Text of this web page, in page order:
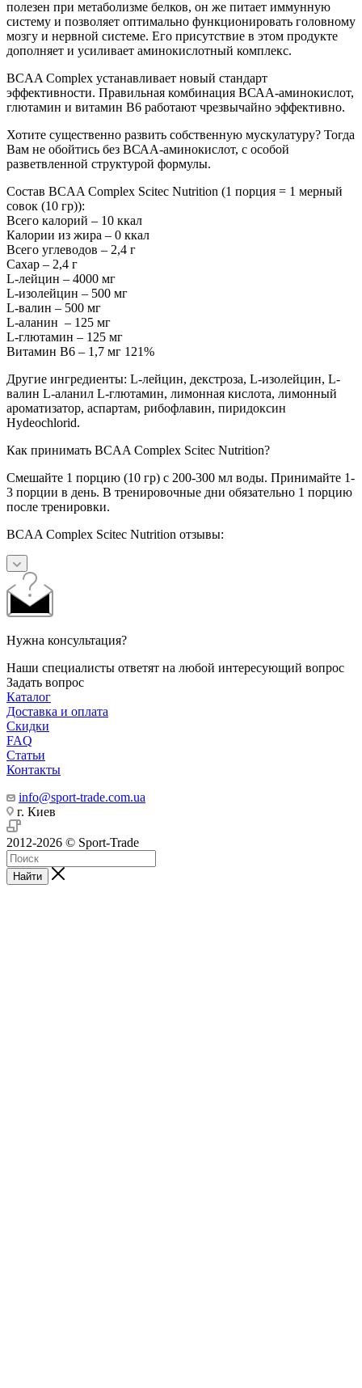
полезен при метаболизме белков, он же питает иммунную
систему и позволяет оптимально функционировать головному
мозгу и нервной системе. Его присутствие в этом продукте
дополняет и усиливает аминокислотный комплекс.
BCAA Complex устанавливает новый стандарт
эффективности. Правильная комбинация ВСАА-аминокислот,
глютамин и витамин В6 работают чрезвычайно эффективно.
Хотите существенно развить собственную мускулатуру? Тогда
Вам не обойтись без ВСАА-аминокислот, с особой
разветвленной структурой формулы.
Состав BCAA Complex Scitec Nutrition (1 порция = 1 мерный
совок (10 гр)):
Всего калорий – 10 ккал
Калории из жира – 0 ккал
Всего углеводов – 2,4 г
Сахар – 2,4 г
L-лейцин – 4000 мг
L-изолейцин – 500 мг
L-валин – 500 мг
L-аланин – 125 мг
L-глютамин – 125 мг
Витамин B6 – 1,7 мг 121%
Другие ингредиенты: L-лейцин, декстроза, L-изолейцин, L-
валин L-аланил L-глютамин, лимонная кислота, лимонный
ароматизатор, аспартам, рибофлавин, пиридоксин
Hydeochlorid.
Как принимать BCAA Complex Scitec Nutrition?
Смешайте 1 порцию (10 гр) с 200-300 мл воды. Принимайте 1-
3 порции в день. В тренировочные дни обязательно 1 порцию
после тренировки.
BCAA Complex Scitec Nutrition отзывы:
Нужна консультация?
Наши специалисты ответят на любой интересующий вопрос
Задать вопрос
Каталог
Доставка и оплата
Скидки
FAQ
Статьи
Контакты
info@sport-trade.com.ua
г. Киев
2012-2026 © Sport-Trade
Найти